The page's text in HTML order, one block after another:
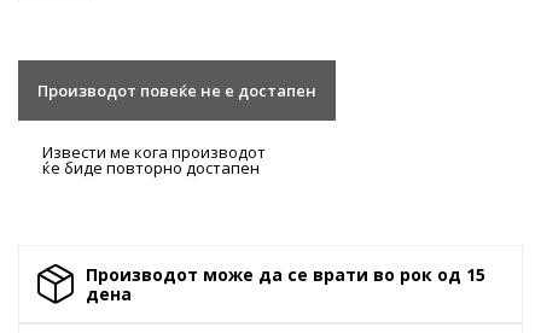
Производот повеќе не е достапен
Извести ме кога производот
ќе биде повторно достапен
Производот може да се врати во рок од 15
денa